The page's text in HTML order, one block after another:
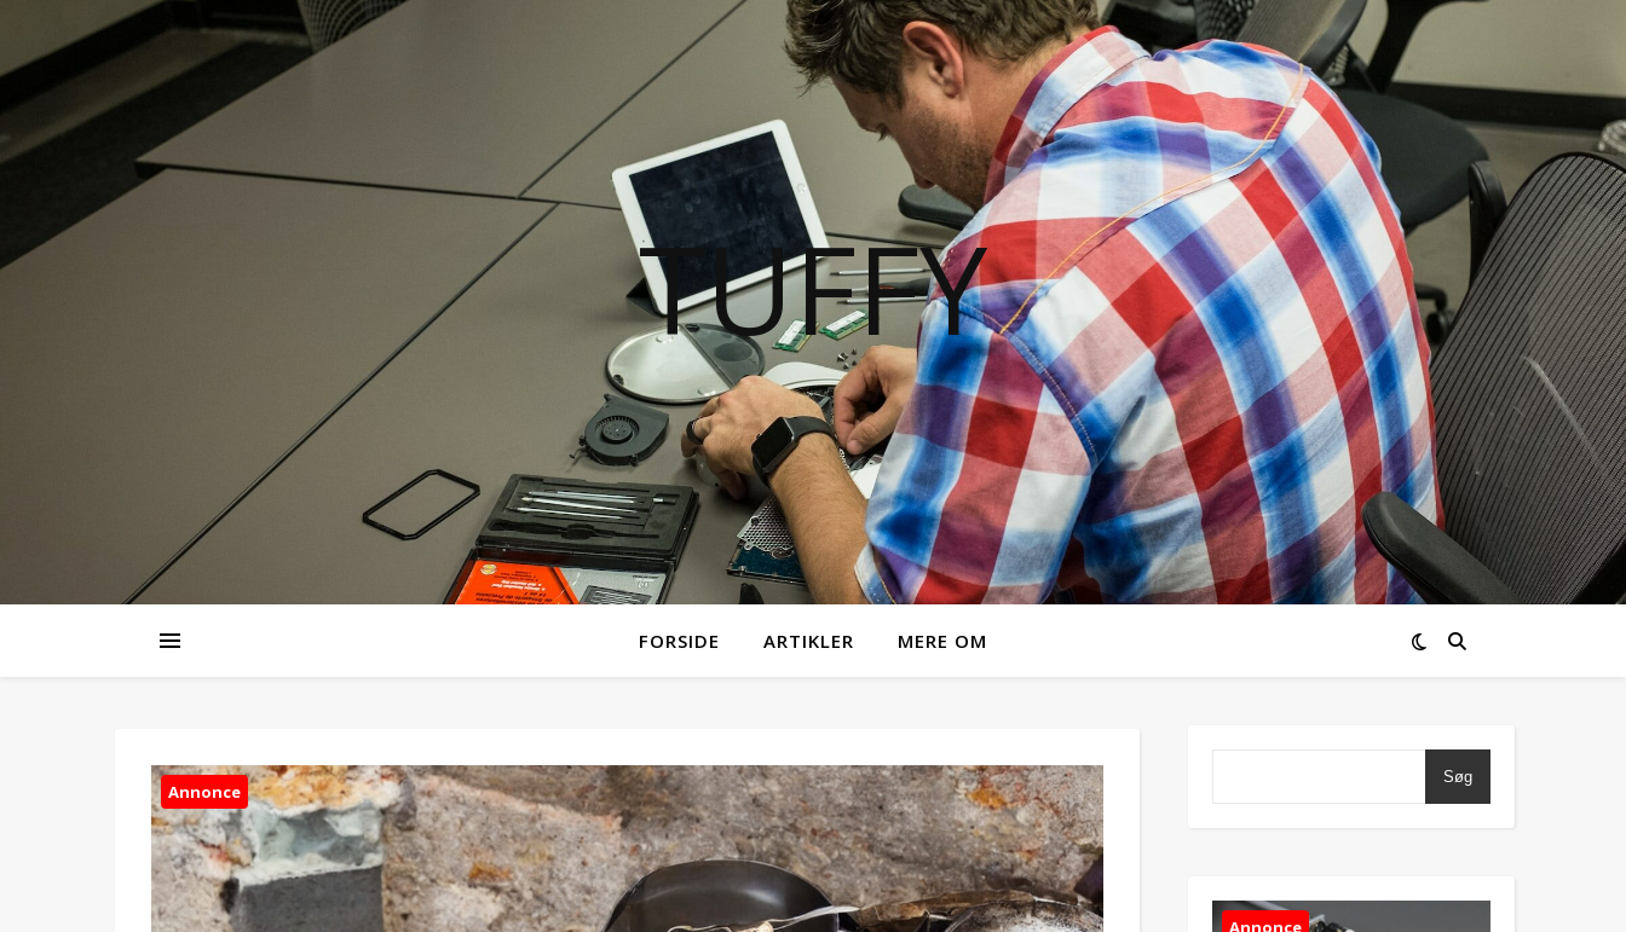
TUFFY
FORSIDE ARTIKLER MERE OM
Annonce
Søg
Annonce